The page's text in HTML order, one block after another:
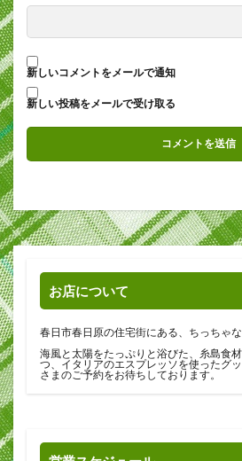
新しいコメントをメールで通知
新しい投稿をメールで受け取る
お店について
春日市春日原の住宅街にある、ちっちゃな
海風と太陽をたっぷりと浴びた、糸島食
つ、イタリアのエスプレッソを使ったグ
さまのご予約をお待ちしております。